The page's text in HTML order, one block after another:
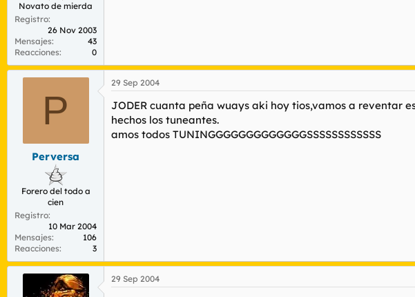
Novato de mierda
Registro
26 Nov 2003
Mensajes
43
Reacciones
0
P
Perversa
Forero del todo a
cien
Registro
10 Mar 2004
Mensajes
106
Reacciones
3
29 Sep 2004
JODER cuanta peña wuays aki hoy tios,vamos a reventar
hechos los tuneantes.
amos todos TUNINGGGGGGGGGGGGGSSSSSSSSSSSS
29 Sep 2004